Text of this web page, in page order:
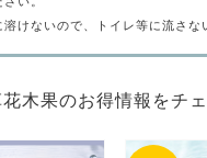
溶けないので、トイレ等に流さな
木果のお得情報をチ